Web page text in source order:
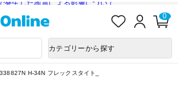
発生した地震による影響について
入
ロ
ン
0
カテゴリーから探す
H-34N フレックスタイト_